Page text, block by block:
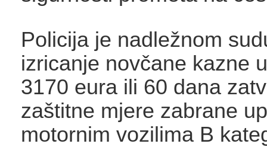
Policija je nadležnom
izricanje novčane kazne
3170 eura ili 60 dana
zaštitne mjere zabrane
motornim vozilima B